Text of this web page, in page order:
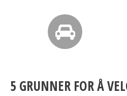
5 GRUNNER FOR Å